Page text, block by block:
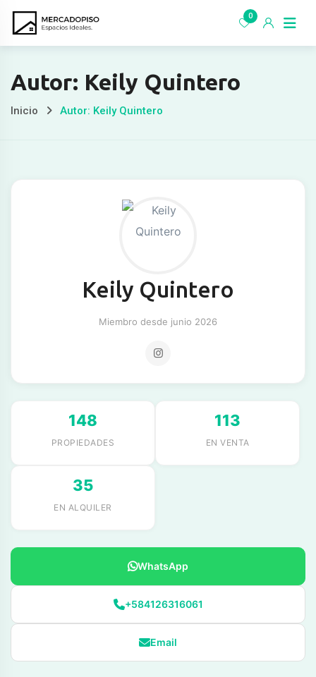
0
Autor: Keily Quintero
Inicio Autor: Keily Quintero
Keily Quintero
Miembro desde junio 2026
148
PROPIEDADES
113
EN VENTA
35
EN ALQUILER
WhatsApp
+584126316061
Email